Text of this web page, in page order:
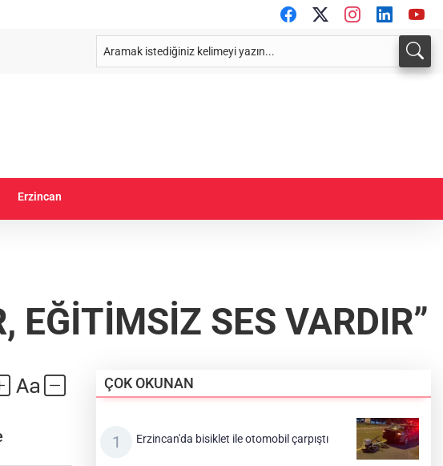
Erzincan
EĞİTİMSİZ SES VARDIR”
ÇOK OKUNAN
Erzincan'da bisiklet ile otomobil çarpıştı